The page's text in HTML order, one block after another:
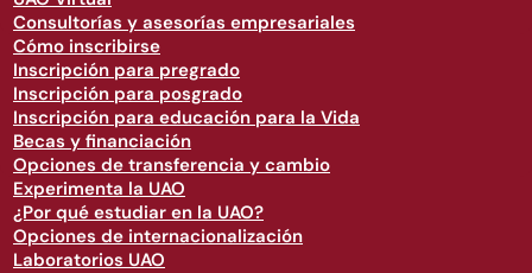
Consultorías y asesorías empresariales
Cómo inscribirse
Inscripción para pregrado
Inscripción para posgrado
Inscripción para educación para la Vida
Becas y financiación
Opciones de transferencia y cambio
Experimenta la UAO
¿Por qué estudiar en la UAO?
Opciones de internacionalización
Laboratorios UAO